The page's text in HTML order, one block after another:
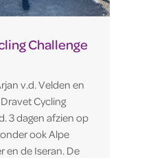
Challenge
v.d. Velden en
Cycling
3 dagen afzien op
ook Alpe
en de Iseran. De